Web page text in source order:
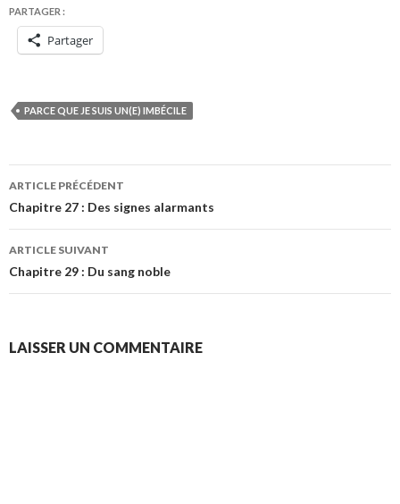
PARTAGER :
Partager
PARCE QUE JE SUIS UN(E) IMBÉCILE
Navigation
des
articles
ARTICLE PRÉCÉDENT
Chapitre 27 : Des signes alarmants
ARTICLE SUIVANT
Chapitre 29 : Du sang noble
LAISSER UN COMMENTAIRE